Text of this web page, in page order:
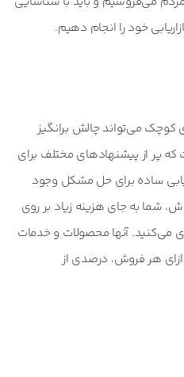
خود را انجام دهیم.
می‌تواند چالش برانگیز
پر از پیشنهادهای مختلف برای
ساده برای حل مشکل وجود
شما به جای هزینه زیاد بر روی
می‌کنید. آنها محصولات و خدمات
هر فروش، درصدی از